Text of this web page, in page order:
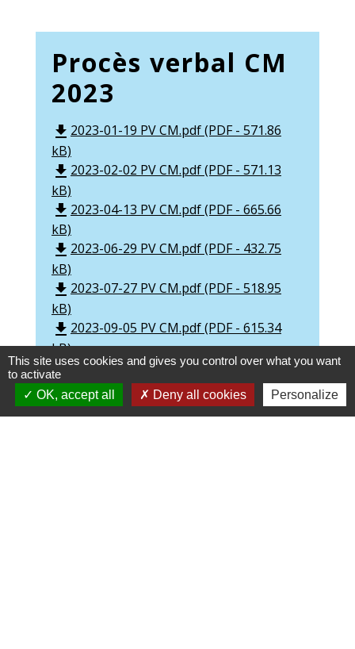
Procès verbal CM
2023
file_download 2023-01-19 PV CM.pdf (PDF - 571.86
kB)
file_download 2023-02-02 PV CM.pdf (PDF - 571.13
kB)
file_download 2023-04-13 PV CM.pdf (PDF - 665.66
kB)
file_download 2023-06-29 PV CM.pdf (PDF - 432.75
kB)
file_download 2023-07-27 PV CM.pdf (PDF - 518.95
kB)
file_download 2023-09-05 PV CM.pdf (PDF - 615.34
kB)
file_download2023-10-12PV CM.pdf (PDF - 621.68 kB)
This site uses cookies and gives you control over what you want
to activate
OK, accept all
Deny all cookies Personalize